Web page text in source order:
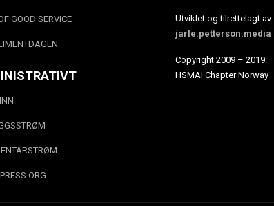
GOOD SERVICE
Utviklet og tilrettelagt av:
jarle.petterson.media
Copyright 2009 – 2019:
HSMAI Chapter Norway